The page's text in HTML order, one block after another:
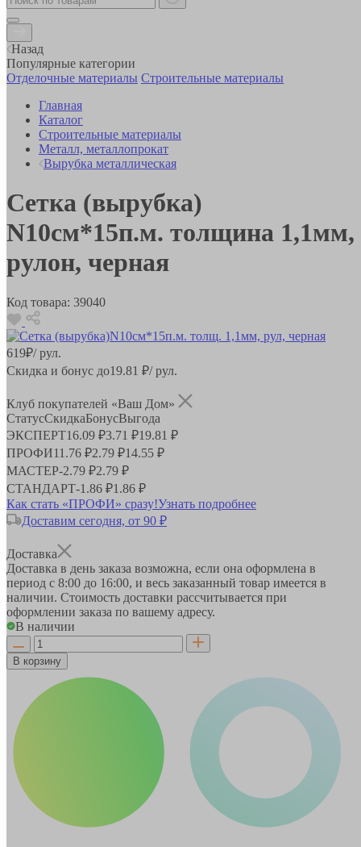
Назад
Популярные категории
Отделочные материалы Строительные материалы
Главная
Каталог
Строительные материалы
Металл, металлопрокат
Вырубка металлическая
Сетка (вырубка)
N10см*15п.м. толщина 1,1мм,
рулон, черная
Код товара: 39040
619₽/ рул.
Скидка и бонус до19.81 ₽/ рул.
Клуб покупателей «Ваш Дом»
СтатусСкидкаБонусВыгода
ЭКСПЕРТ16.09 ₽3.71 ₽19.81 ₽
ПРОФИ11.76 ₽2.79 ₽14.55 ₽
МАСТЕР-2.79 ₽2.79 ₽
СТАНДАРТ-1.86 ₽1.86 ₽
Как стать «ПРОФИ» сразу!Узнать подробнее
Доставим сегодня, от 90 ₽
Доставка
Доставка в день заказа возможна, если она оформлена в
период с 8:00 до 16:00, и весь заказанный товар имеется в
наличии. Стоимость доставки рассчитывается при
оформлении заказа по вашему адресу.
В наличии
В корзину